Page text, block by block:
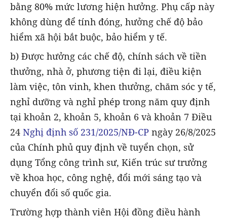
bằng 80% mức lương hiện hưởng. Phụ cấp này
không dùng để tính đóng, hưởng chế độ bảo
hiểm xã hội bắt buộc, bảo hiểm y tế.
b) Được hưởng các chế độ, chính sách về tiền
thưởng, nhà ở, phương tiện đi lại, điều kiện
làm việc, tôn vinh, khen thưởng, chăm sóc y tế,
nghỉ dưỡng và nghỉ phép trong năm quy định
tại khoản 2, khoản 5, khoản 6 và khoản 7 Điều
24 Nghị định số 231/2025/NĐ-CP ngày 26/8/2025
của Chính phủ quy định về tuyển chọn, sử
dụng Tổng công trình sư, Kiến trúc sư trưởng
về khoa học, công nghệ, đổi mới sáng tạo và
chuyển đổi số quốc gia.
Trường hợp thành viên Hội đồng điều hành